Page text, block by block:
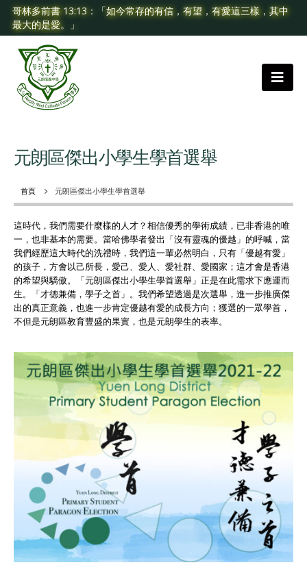
哥林多前書 13:13：「如今常存的有信，有望，有愛這三樣，其中
最大的是愛。」
首頁 元朗區傑出小學生學首選舉
元朗區傑出小學生學首選舉
這時代，我們需要什麼樣的人才？相信優秀的學術成績，已非香港的唯
一，也非基本的需要。當哈佛學者發出「沒有靈魂的優越」的呼喊，當
我們經歷這大時代的洗禮時，我們這一輩必然明白，只有「優越有愛」
的孩子，方會以己所長，愛己、愛人、愛社群、愛國家；這才會是香港
的希望與驕傲。「元朗區傑出小學生學首選舉」正是在此需求下應運而
生。「才德兼備，學子之首」。我們希望透過是次選舉，進一步推廣傑
出的真正意義，也進一步肯定優越有愛的成長方向；獲選的一眾學首，
不但是元朗區教育豐盛的果實，也是元朗學生的表率。